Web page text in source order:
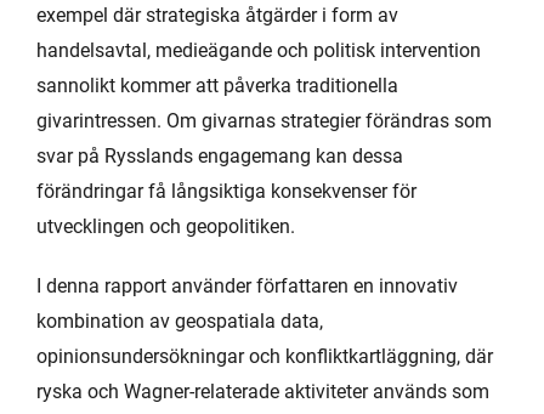
exempel där strategiska åtgärder i form av
handelsavtal, medieägande och politisk intervention
sannolikt kommer att påverka traditionella
givarintressen. Om givarnas strategier förändras som
svar på Rysslands engagemang kan dessa
förändringar få långsiktiga konsekvenser för
utvecklingen och geopolitiken.
I denna rapport använder författaren en innovativ
kombination av geospatiala data,
opinionsundersökningar och konfliktkartläggning, där
ryska och Wagner-relaterade aktiviteter används som